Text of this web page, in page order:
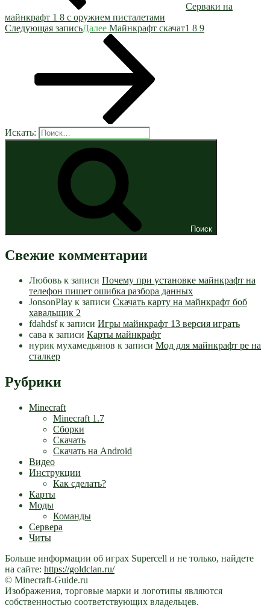
Серваки на
майнкрафт 1 8 с оружием писталетами
Следующая записьДалее Майнкрафт скачат1 8 9
Искать:
Поиск
Свежие комментарии
Любовь к записи Почему при установке майнкрафт на
телефон пишет ошибка разбора данных
JonsonPlay к записи Скачать карту на майнкрафт боб
хавальщик 2
fdahdsfк записи Игры майнкрафт 13 версия играть
сава к записи Карты майнкрафт
нурик мухамедьянов к записи Мод для майнкрафт pe на
сталкер
Рубрики
Minecraft
Minecraft 1.7
Сборки
Скачать
Скачать на Android
Видео
Инструкции
Как сделать?
Карты
Моды
Команды
Сервера
Читы
Больше информации об играх Supercell и не только, найдете
на сайте: https://goldclan.ru/
© Minecraft-Guide.ru
Изображения, торговые марки и логотипы являются
собственностью соответствующих владельцев.